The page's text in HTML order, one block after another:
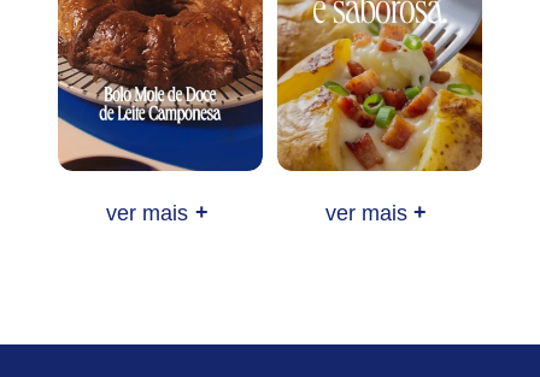
ver mais + ver mais +